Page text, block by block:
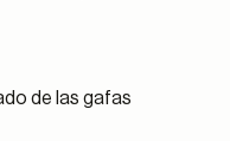
de las gafas